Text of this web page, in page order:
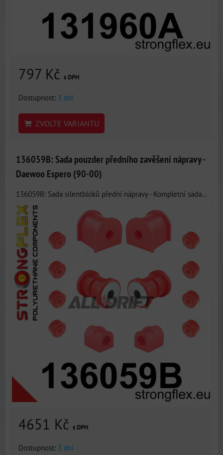
797 Kč s DPH
Dostupnost: 3 dni
ZVOLTE VARIANTU
136059B: Sada pouzder předního zavěšení nápravy -
Daewoo Espero (90-00)
136059B: Sada silentbloků přední nápravy - Kompletní sada...
4651 Kč s DPH
Dostupnost: 3 dni